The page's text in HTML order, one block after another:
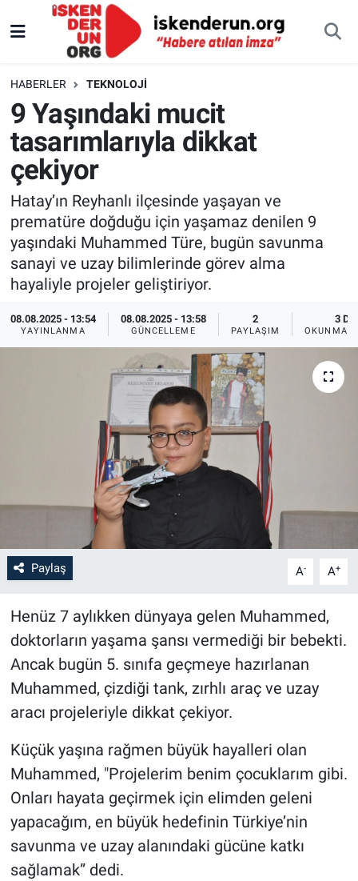
HABERLER TEKNOLOJI
9 Yaşındaki mucit
tasarımlarıyla dikkat
çekiyor
Hatay’ın Reyhanlı ilçesinde yaşayan ve
prematüre doğduğu için yaşamaz denilen 9
yaşındaki Muhammed Türe, bugün savunma
sanayi ve uzay bilimlerinde görev alma
hayaliyle projeler geliştiriyor.
08.08.2025 - 13:54
YAYINLANMA
08.08.2025 - 13:58
GÜNCELLEME
2
PAYLAŞIM
3 DK
OKUNMA
Paylaş A- A+
Henüz 7 aylıkken dünyaya gelen Muhammed,
doktorların yaşama şansı vermediği bir bebekti.
Ancak bugün 5. sınıfa geçmeye hazırlanan
Muhammed, çizdiği tank, zırhlı araç ve uzay
aracı projeleriyle dikkat çekiyor.
Küçük yaşına rağmen büyük hayalleri olan
Muhammed, "Projelerim benim çocuklarım gibi.
Onları hayata geçirmek için elimden geleni
yapacağım, en büyük hedefinin Türkiye’nin
savunma ve uzay alanındaki gücüne katkı
sağlamak” dedi.